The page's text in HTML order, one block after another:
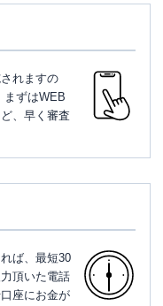
れますの
まずはWEB
、早く審査
ば、最短30
頂いた電話
座にお金が